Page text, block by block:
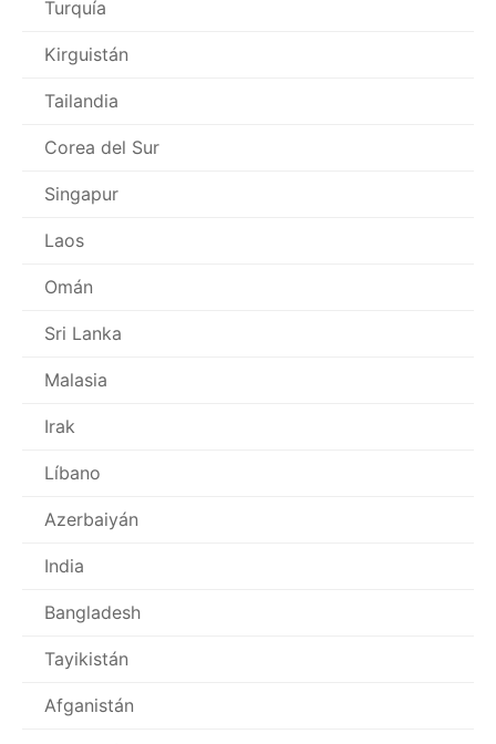
Turquía
Kirguistán
Tailandia
Corea del Sur
Singapur
Laos
Omán
Sri Lanka
Malasia
Irak
Líbano
Azerbaiyán
India
Bangladesh
Tayikistán
Afganistán